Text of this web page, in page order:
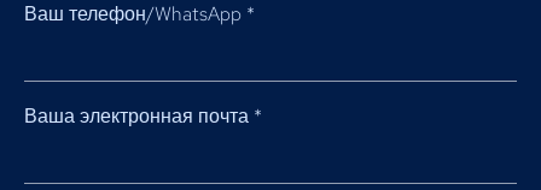
Ваш телефон/WhatsApp *
Ваша электронная почта *